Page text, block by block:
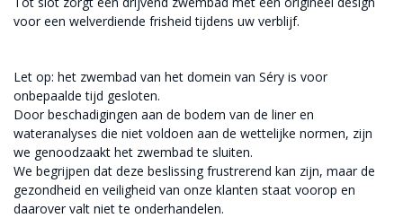
voor een welverdiende frisheid tijdens uw verblijf.
Let op: het zwembad van het domein van Séry is voor
onbepaalde tijd gesloten.
Door beschadigingen aan de bodem van de liner en
wateranalyses die niet voldoen aan de wettelijke normen, zijn
we genoodzaakt het zwembad te sluiten.
We begrijpen dat deze beslissing frustrerend kan zijn, maar de
gezondheid en veiligheid van onze klanten staat voorop en
daarover valt niet te onderhandelen.